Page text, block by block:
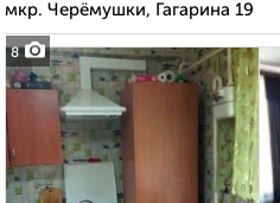
8
мкр. Черёмушки, Гагарина 19